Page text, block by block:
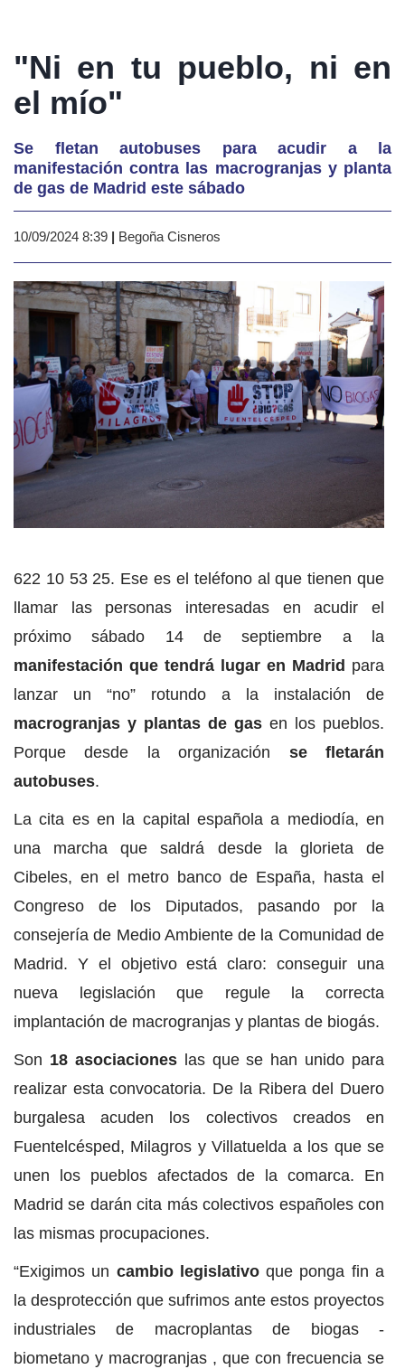
"Ni en tu pueblo, ni en
el mío"
Se fletan autobuses para acudir a la
manifestación contra las macrogranjas y planta
de gas de Madrid este sábado
10/09/2024 8:39 | Begoña Cisneros
622 10 53 25. Ese es el teléfono al que tienen que
llamar las personas interesadas en acudir el
próximo sábado 14 de septiembre a la
manifestación que tendrá lugar en Madrid para
lanzar un “no” rotundo a la instalación de
macrogranjas y plantas de gas en los pueblos.
Porque desde la organización se fletarán
autobuses.
La cita es en la capital española a mediodía, en
una marcha que saldrá desde la glorieta de
Cibeles, en el metro banco de España, hasta el
Congreso de los Diputados, pasando por la
consejería de Medio Ambiente de la Comunidad de
Madrid. Y el objetivo está claro: conseguir una
nueva legislación que regule la correcta
implantación de macrogranjas y plantas de biogás.
Son 18 asociacioneslas que se han unido para
realizar esta convocatoria. De la Ribera del Duero
burgalesa acuden los colectivos creados en
Fuentelcésped, Milagros y Villatuelda a los que se
unen los pueblos afectados de la comarca. En
Madrid se darán cita más colectivos españoles con
las mismas procupaciones.
“Exigimos un cambio legislativoque ponga fin a
la desprotección que sufrimos ante estos proyectos
industriales de macroplantas de biogas -
biometano y macrogranjas , que con frecuencia se